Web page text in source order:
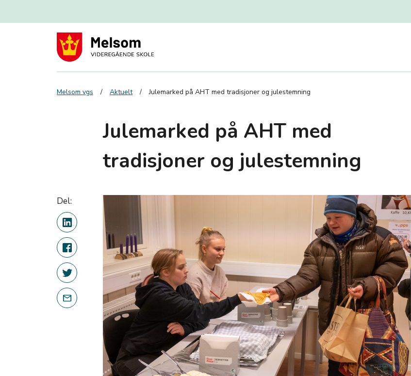
Melsom vgs Aktuelt Julemarked på AHT med tradisjoner og julestemning
Julemarked på AHT med
tradisjoner og julestemning
Del: